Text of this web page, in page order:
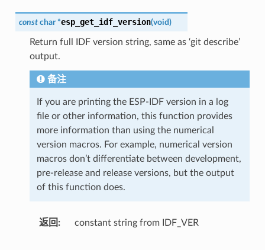
const char *esp_get_idf_version(void)
Return full IDF version string, same as ‘git describe’
output.
备注
If you are printing the ESP-IDF version in a log
file or other information, this function provides
more information than using the numerical
version macros. For example, numerical version
macros don’t differentiate between development,
pre-release and release versions, but the output
of this function does.
返回 constant string from IDF_VER